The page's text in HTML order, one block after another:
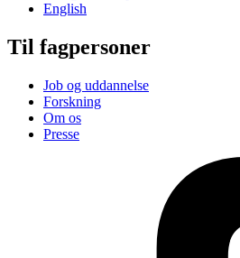
English
Til fagpersoner
Job og uddannelse
Forskning
Om os
Presse